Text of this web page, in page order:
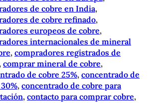
de cobre en India
de cobre refinado
europeos de cobre
internacionales de mineral
, compradores registrados de
, comprar mineral de cobre
de cobre 25%, concentrado de
, concentrado de cobre para
, contacto para comprar cobre